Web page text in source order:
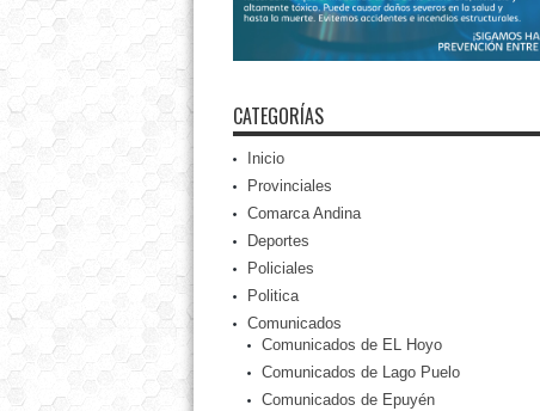
CATEGORÍAS
Inicio
Provinciales
Comarca Andina
Deportes
Policiales
Politica
Comunicados
Comunicados de EL Hoyo
Comunicados de Lago Puelo
Comunicados de Epuyén